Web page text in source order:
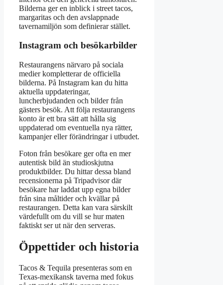
Bilderna ger en inblick i street tacos,
margaritas och den avslappnade
tavernamiljön som definierar stället.
Instagram och besökarbilder
Restaurangens närvaro på sociala
medier kompletterar de officiella
bilderna. På Instagram kan du hitta
aktuella uppdateringar,
luncherbjudanden och bilder från
gästers besök. Att följa restaurangens
konto är ett bra sätt att hålla sig
uppdaterad om eventuella nya rätter,
kampanjer eller förändringar i utbudet.
Foton från besökare ger ofta en mer
autentisk bild än studioskjutna
produktbilder. Du hittar dessa bland
recensionerna på Tripadvisor där
besökare har laddat upp egna bilder
från sina måltider och kvällar på
restaurangen. Detta kan vara särskilt
värdefullt om du vill se hur maten
faktiskt ser ut när den serveras.
Öppettider och historia
Tacos & Tequila presenteras som en
Texas-mexikansk taverna med fokus